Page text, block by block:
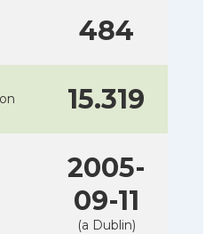
484
15.319
2005-
09-11
(a Dublin)